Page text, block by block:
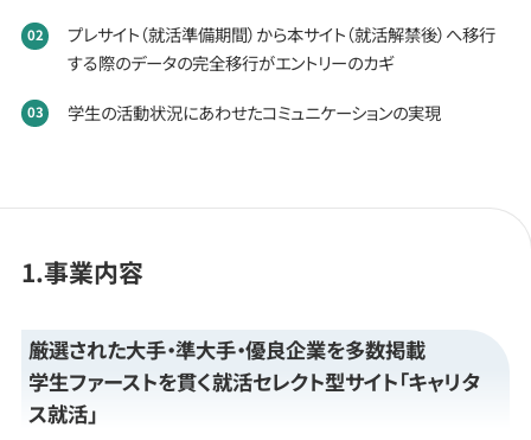
プレサイト（就活準備期間）から本サイト（就活解禁後）へ移行
する際のデータの完全移行がエントリーのカギ
学生の活動状況にあわせたコミュニケーションの実現
1.事業内容
厳選された大手・準大手・優良企業を多数掲載
学生ファーストを貫く就活セレクト型サイト「キャリタ
ス就活」